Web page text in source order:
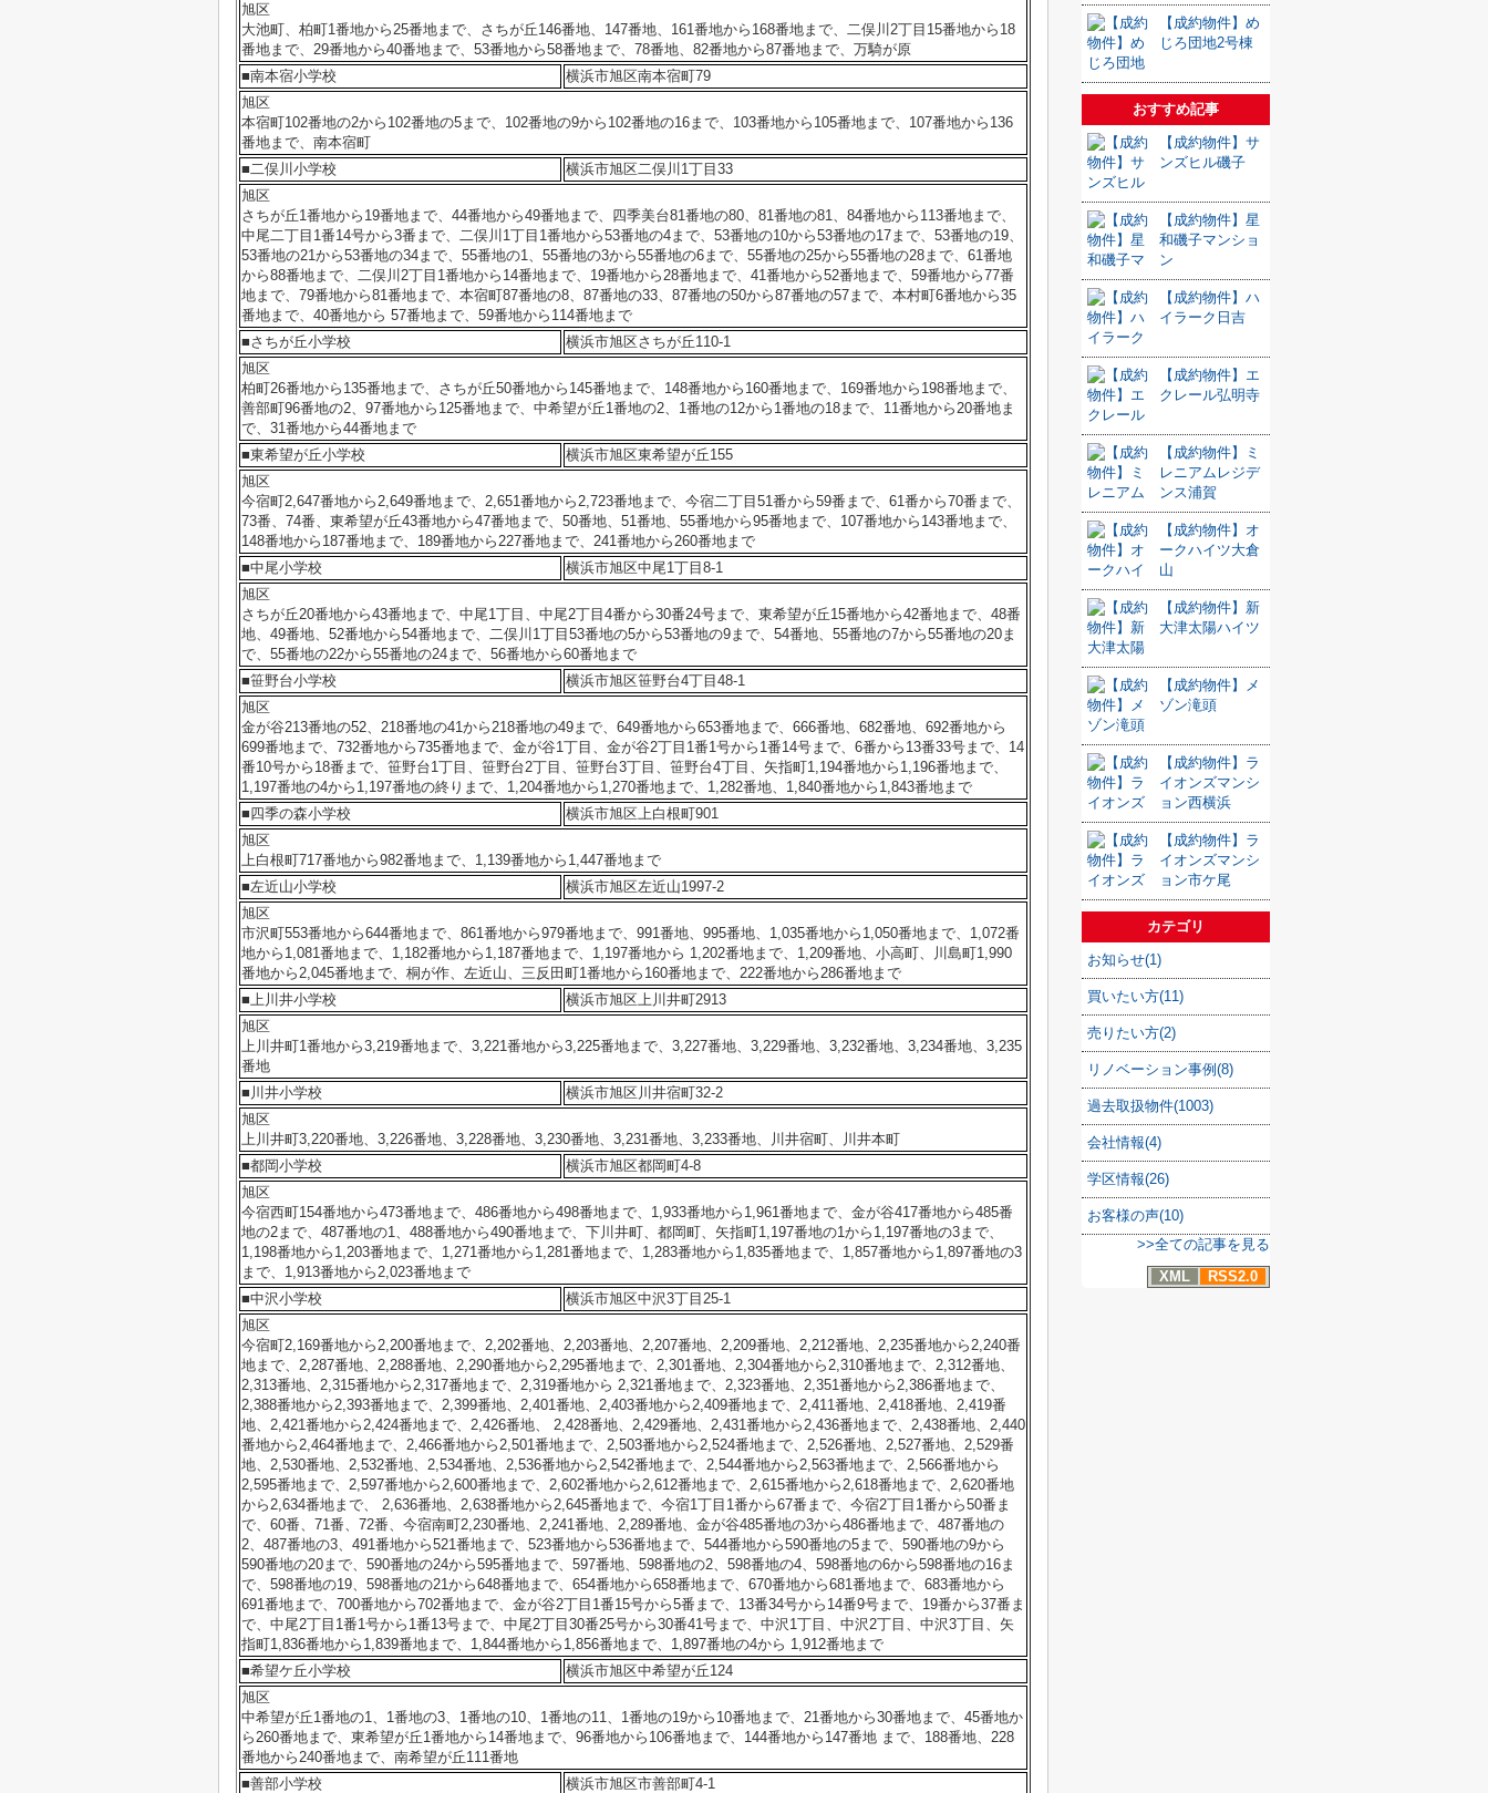
旭区
大池町、柏町1番地から25番地まで、さちが丘146番地、147番地、161番地から168番地まで、二俣川2丁目15番地から18
番地まで、29番地から40番地まで、53番地から58番地まで、78番地、82番地から87番地まで、万騎が原
■南本宿小学校
横浜市旭区南本宿町79
旭区
本宿町102番地の2から102番地の5まで、102番地の9から102番地の16まで、103番地から105番地まで、107番地から136
番地まで、南本宿町
■二俣川小学校
横浜市旭区二俣川1丁目33
旭区
さちが丘1番地から19番地まで、44番地から49番地まで、四季美台81番地の80、81番地の81、84番地から113番地まで、
中尾二丁目1番14号から3番まで、二俣川1丁目1番地から53番地の4まで、53番地の10から53番地の17まで、53番地の19、
53番地の21から53番地の34まで、55番地の1、55番地の3から55番地の6まで、55番地の25から55番地の28まで、61番地
から88番地まで、二俣川2丁目1番地から14番地まで、19番地から28番地まで、41番地から52番地まで、59番地から77番
地まで、79番地から81番地まで、本宿町87番地の8、87番地の33、87番地の50から87番地の57まで、本村町6番地から35
番地まで、40番地から 57番地まで、59番地から114番地まで
■さちが丘小学校
横浜市旭区さちが丘110-1
旭区
柏町26番地から135番地まで、さちが丘50番地から145番地まで、148番地から160番地まで、169番地から198番地まで、
善部町96番地の2、97番地から125番地まで、中希望が丘1番地の2、1番地の12から1番地の18まで、11番地から20番地ま
で、31番地から44番地まで
■東希望が丘小学校
横浜市旭区東希望が丘155
旭区
今宿町2,647番地から2,649番地まで、2,651番地から2,723番地まで、今宿二丁目51番から59番まで、61番から70番まで、
73番、74番、東希望が丘43番地から47番地まで、50番地、51番地、55番地から95番地まで、107番地から143番地まで、
148番地から187番地まで、189番地から227番地まで、241番地から260番地まで
■中尾小学校
横浜市旭区中尾1丁目8-1
旭区
さちが丘20番地から43番地まで、中尾1丁目、中尾2丁目4番から30番24号まで、東希望が丘15番地から42番地まで、48番
地、49番地、52番地から54番地まで、二俣川1丁目53番地の5から53番地の9まで、54番地、55番地の7から55番地の20ま
で、55番地の22から55番地の24まで、56番地から60番地まで
■笹野台小学校
横浜市旭区笹野台4丁目48-1
旭区
金が谷213番地の52、218番地の41から218番地の49まで、649番地から653番地まで、666番地、682番地、692番地から
699番地まで、732番地から735番地まで、金が谷1丁目、金が谷2丁目1番1号から1番14号まで、6番から13番33号まで、14
番10号から18番まで、笹野台1丁目、笹野台2丁目、笹野台3丁目、笹野台4丁目、矢指町1,194番地から1,196番地まで、
1,197番地の4から1,197番地の終りまで、1,204番地から1,270番地まで、1,282番地、1,840番地から1,843番地まで
■四季の森小学校
横浜市旭区上白根町901
旭区
上白根町717番地から982番地まで、1,139番地から1,447番地まで
■左近山小学校
横浜市旭区左近山1997-2
旭区
市沢町553番地から644番地まで、861番地から979番地まで、991番地、995番地、1,035番地から1,050番地まで、1,072番
地から1,081番地まで、1,182番地から1,187番地まで、1,197番地から 1,202番地まで、1,209番地、小高町、川島町1,990
番地から2,045番地まで、桐が作、左近山、三反田町1番地から160番地まで、222番地から286番地まで
■上川井小学校
横浜市旭区上川井町2913
旭区
上川井町1番地から3,219番地まで、3,221番地から3,225番地まで、3,227番地、3,229番地、3,232番地、3,234番地、3,235
番地
■川井小学校
横浜市旭区川井宿町32-2
旭区
上川井町3,220番地、3,226番地、3,228番地、3,230番地、3,231番地、3,233番地、川井宿町、川井本町
■都岡小学校
横浜市旭区都岡町4-8
旭区
今宿西町154番地から473番地まで、486番地から498番地まで、1,933番地から1,961番地まで、金が谷417番地から485番
地の2まで、487番地の1、488番地から490番地まで、下川井町、都岡町、矢指町1,197番地の1から1,197番地の3まで、
1,198番地から1,203番地まで、1,271番地から1,281番地まで、1,283番地から1,835番地まで、1,857番地から1,897番地の3
まで、1,913番地から2,023番地まで
■中沢小学校
横浜市旭区中沢3丁目25-1
旭区
今宿町2,169番地から2,200番地まで、2,202番地、2,203番地、2,207番地、2,209番地、2,212番地、2,235番地から2,240番
地まで、2,287番地、2,288番地、2,290番地から2,295番地まで、2,301番地、2,304番地から2,310番地まで、2,312番地、
2,313番地、2,315番地から2,317番地まで、2,319番地から 2,321番地まで、2,323番地、2,351番地から2,386番地まで、
2,388番地から2,393番地まで、2,399番地、2,401番地、2,403番地から2,409番地まで、2,411番地、2,418番地、2,419番
地、2,421番地から2,424番地まで、2,426番地、 2,428番地、2,429番地、2,431番地から2,436番地まで、2,438番地、2,440
番地から2,464番地まで、2,466番地から2,501番地まで、2,503番地から2,524番地まで、2,526番地、2,527番地、2,529番
地、2,530番地、2,532番地、2,534番地、2,536番地から2,542番地まで、2,544番地から2,563番地まで、2,566番地から
2,595番地まで、2,597番地から2,600番地まで、2,602番地から2,612番地まで、2,615番地から2,618番地まで、2,620番地
から2,634番地まで、 2,636番地、2,638番地から2,645番地まで、今宿1丁目1番から67番まで、今宿2丁目1番から50番ま
で、60番、71番、72番、今宿南町2,230番地、2,241番地、2,289番地、金が谷485番地の3から486番地まで、487番地の
2、487番地の3、491番地から521番地まで、523番地から536番地まで、544番地から590番地の5まで、590番地の9から
590番地の20まで、590番地の24から595番地まで、597番地、598番地の2、598番地の4、598番地の6から598番地の16ま
で、598番地の19、598番地の21から648番地まで、654番地から658番地まで、670番地から681番地まで、683番地から
691番地まで、700番地から702番地まで、金が谷2丁目1番15号から5番まで、13番34号から14番9号まで、19番から37番ま
で、中尾2丁目1番1号から1番13号まで、中尾2丁目30番25号から30番41号まで、中沢1丁目、中沢2丁目、中沢3丁目、矢
指町1,836番地から1,839番地まで、1,844番地から1,856番地まで、1,897番地の4から 1,912番地まで
■希望ケ丘小学校
横浜市旭区中希望が丘124
旭区
中希望が丘1番地の1、1番地の3、1番地の10、1番地の11、1番地の19から10番地まで、21番地から30番地まで、45番地か
ら260番地まで、東希望が丘1番地から14番地まで、96番地から106番地まで、144番地から147番地 まで、188番地、228
番地から240番地まで、南希望が丘111番地
■善部小学校
横浜市旭区市善部町4-1
【成約物件】め
じろ団地2号棟
おすすめ記事
【成約物件】サ
ンズヒル磯子
【成約物件】星
和磯子マンショ
ン
【成約物件】ハ
イラーク日吉
【成約物件】エ
クレール弘明寺
【成約物件】ミ
レニアムレジデ
ンス浦賀
【成約物件】オ
ークハイツ大倉
山
【成約物件】新
大津太陽ハイツ
【成約物件】メ
ゾン滝頭
【成約物件】ラ
イオンズマンシ
ョン西横浜
【成約物件】ラ
イオンズマンシ
ョン市ケ尾
カテゴリ
お知らせ(1)
買いたい方(11)
売りたい方(2)
リノベーション事例(8)
過去取扱物件(1003)
会社情報(4)
学区情報(26)
お客様の声(10)
>>全ての記事を見る
XML
RSS2.0